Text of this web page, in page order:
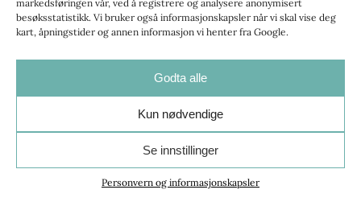
markedsføringen vår, ved å registrere og analysere anonymisert
besøksstatistikk. Vi bruker også informasjonskapsler når vi skal vise deg
kart, åpningstider og annen informasjon vi henter fra Google.
Godta alle
Kun nødvendige
Se innstillinger
Personvern og informasjonskapsler
samtykke.
Personvern og informasjonskapsler
informasjonskapsler| Utviklet avTalk to Mediebyrå